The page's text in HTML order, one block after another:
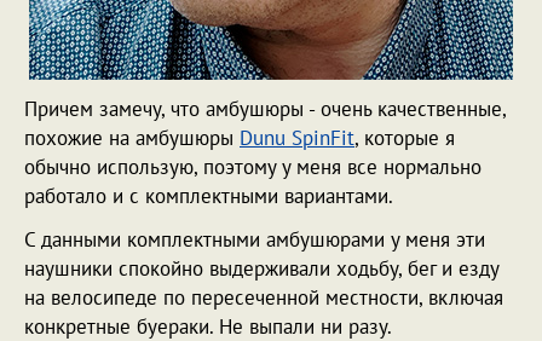
Причем замечу, что амбушюры - очень качественные,
похожие на амбушюры Dunu SpinFit, которые я
обычно использую, поэтому у меня все нормально
работало и с комплектными вариантами.
С данными комплектными амбушюрами у меня эти
наушники спокойно выдерживали ходьбу, бег и езду
на велосипеде по пересеченной местности, включая
конкретные буераки. Не выпали ни разу.